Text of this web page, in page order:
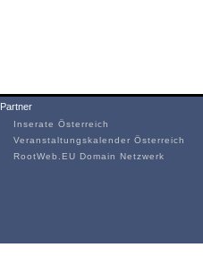
Partner
Inserate Österreich
Veranstaltungskalender Österreich
RootWeb.EU Domain Netzwerk